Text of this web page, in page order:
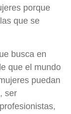
porque
que se
busca en
que el mundo
puedan
ser